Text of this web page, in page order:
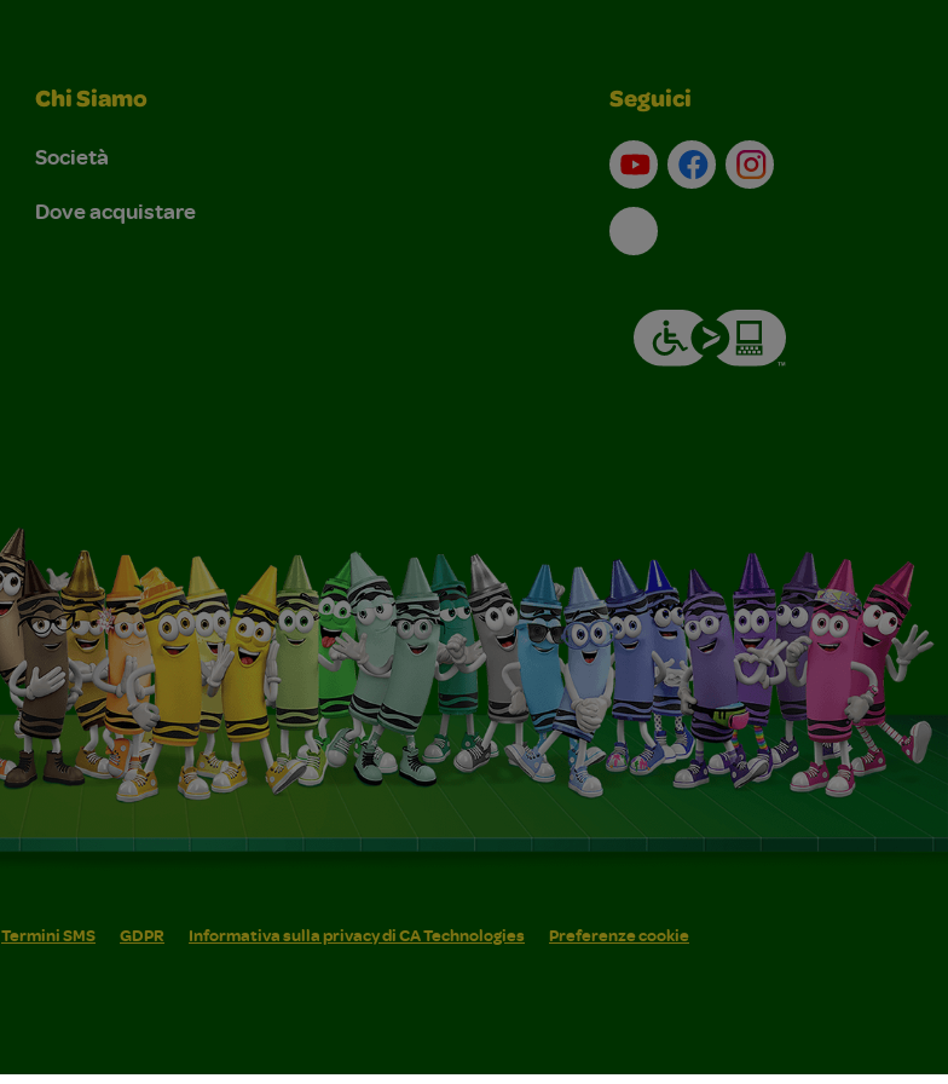
Chi Siamo
Società
Dove acquistare
Seguici
Su YouTube
ContattiProfilo Instagram
Email
Termini SMS GDPR Informativa sulla privacy di CA Technologies
Preferenze cookie